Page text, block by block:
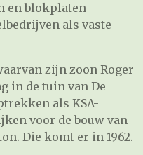
en blokplaten
als vaste
zijn zoon Roger
in de tuin van De
als KSA-
voor de bouw van
Die komt er in 1962.